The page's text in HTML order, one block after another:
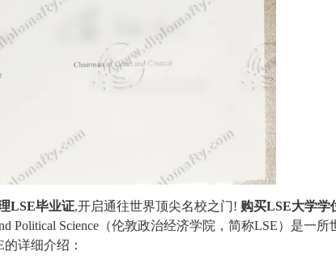
LSE毕业证,开启通往世界顶尖名校之门! 购买LSE大学学
Political Science（伦敦政治经济学院，简称LSE）是一所
详细介绍：